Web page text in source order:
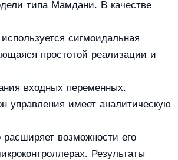
типа Мамдани. В качестве
сигмоидальная
простотой реализации и
входных переменных.
управления имеет аналитическую
расширяет возможности его
Результаты